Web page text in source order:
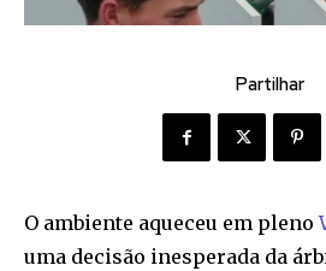
Partilhar
O ambiente aqueceu em pleno
uma decisão inesperada da